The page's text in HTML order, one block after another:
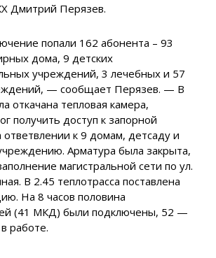
Дмитрий Перязев.
попали 162 абонента – 93
дома, 9 детских
учреждений, 3 лечебных и 57
— сообщает Перязев. — В
откачана тепловая камера,
получить доступ к запорной
ответвлении к 9 домам, детсаду и
Арматура была закрыта,
магистральной сети по ул.
В 2.45 теплотрасса поставлена
На 8 часов половина
(41 МКД) были подключены, 52 —
работе.